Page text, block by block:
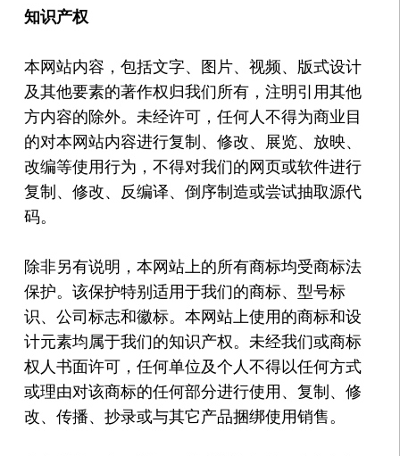
知识产权
本网站内容，包括文字、图片、视频、版式设计
及其他要素的著作权归我们所有，注明引用其他
方内容的除外。未经许可，任何人不得为商业目
的对本网站内容进行复制、修改、展览、放映、
改编等使用行为，不得对我们的网页或软件进行
复制、修改、反编译、倒序制造或尝试抽取源代
码。
除非另有说明，本网站上的所有商标均受商标法
保护。该保护特别适用于我们的商标、型号标
识、公司标志和徽标。本网站上使用的商标和设
计元素均属于我们的知识产权。未经我们或商标
权人书面许可，任何单位及个人不得以任何方式
或理由对该商标的任何部分进行使用、复制、修
改、传播、抄录或与其它产品捆绑使用销售。